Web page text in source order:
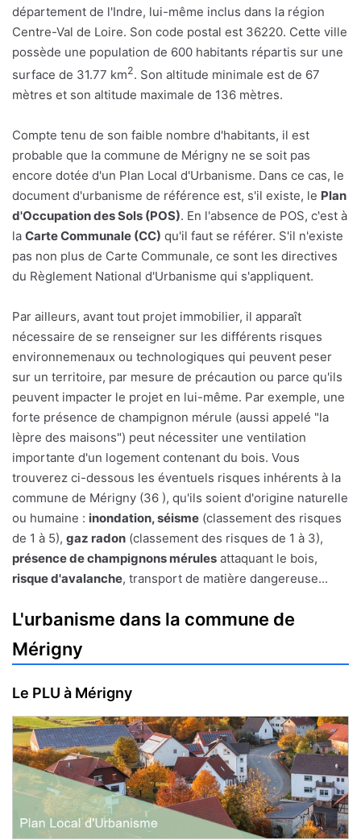
département de l'Indre, lui-même inclus dans la région
Centre-Val de Loire. Son code postal est 36220. Cette ville
possède une population de 600 habitants répartis sur une
surface de 31.77 km2. Son altitude minimale est de 67
mètres et son altitude maximale de 136 mètres.
Compte tenu de son faible nombre d'habitants, il est
probable que la commune de Mérigny ne se soit pas
encore dotée d'un Plan Local d'Urbanisme. Dans ce cas, le
document d'urbanisme de référence est, s'il existe, le Plan
d'Occupation des Sols (POS). En l'absence de POS, c'est à
la Carte Communale (CC) qu'il faut se référer. S'il n'existe
pas non plus de Carte Communale, ce sont les directives
du Règlement National d'Urbanisme qui s'appliquent.
Par ailleurs, avant tout projet immobilier, il apparaît
nécessaire de se renseigner sur les différents risques
environnemenaux ou technologiques qui peuvent peser
sur un territoire, par mesure de précaution ou parce qu'ils
peuvent impacter le projet en lui-même. Par exemple, une
forte présence de champignon mérule (aussi appelé "la
lèpre des maisons") peut nécessiter une ventilation
importante d'un logement contenant du bois. Vous
trouverez ci-dessous les éventuels risques inhérents à la
commune de Mérigny (36 ), qu'ils soient d'origine naturelle
ou humaine : inondation, séisme (classement des risques
de 1 à 5), gaz radon (classement des risques de 1 à 3),
présence de champignons mérules attaquant le bois,
risque d'avalanche, transport de matière dangereuse...
L'urbanisme dans la commune de
Mérigny
Le PLU à Mérigny